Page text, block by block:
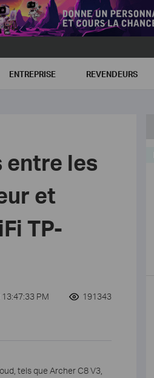
ENTREPRISE REVENDEURS
entre les
et
TP-
PM 191343
tels que Archer C8 V3,